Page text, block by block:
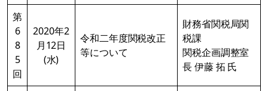
第
6
8
5
回
2020年2
月12日
(水)
令和二年度関税改正
等について
財務省関税局関
税課
関税企画調整室
長 伊藤 拓 氏